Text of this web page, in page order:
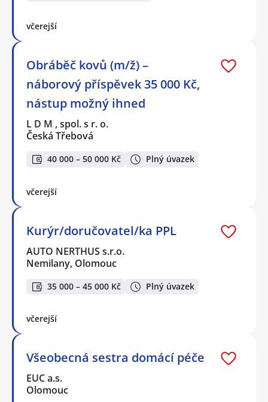
včerejší
Obráběč kovů (m/ž) –
náborový příspěvek 35 000 Kč,
nástup možný ihned
L D M , spol. s r. o.
Česká Třebová
40 000 – 50 000 Kč Plný úvazek
včerejší
Kurýr/doručovatel/ka PPL
AUTO NERTHUS s.r.o.
Nemilany, Olomouc
35 000 – 45 000 Kč Plný úvazek
včerejší
Všeobecná sestra domácí péče
EUC a.s.
Olomouc